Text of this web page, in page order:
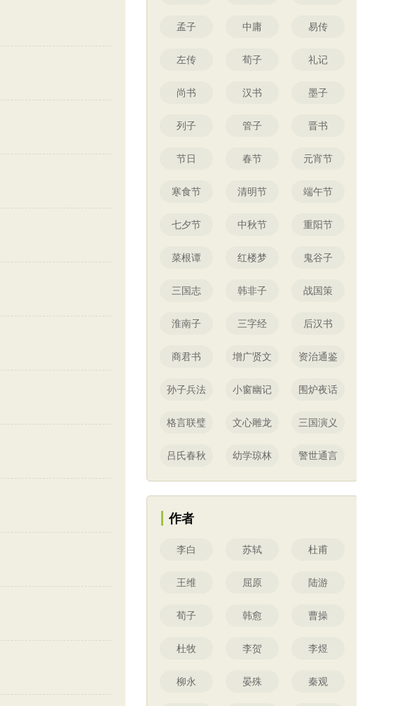
孟子 中庸 易传
左传 荀子 礼记
尚书 汉书 墨子
列子 管子 晋书
节日 春节 元宵节
寒食节 清明节 端午节
七夕节 中秋节 重阳节
菜根谭 红楼梦 鬼谷子
三国志 韩非子 战国策
淮南子 三字经 后汉书
商君书 增广贤文 资治通鉴
孙子兵法 小窗幽记 围炉夜话
格言联璧 文心雕龙 三国演义
吕氏春秋 幼学琼林 警世通言
作者
李白 苏轼 杜甫
王维 屈原 陆游
荀子 韩愈 曹操
杜牧 李贺 李煜
柳永 晏殊 秦观